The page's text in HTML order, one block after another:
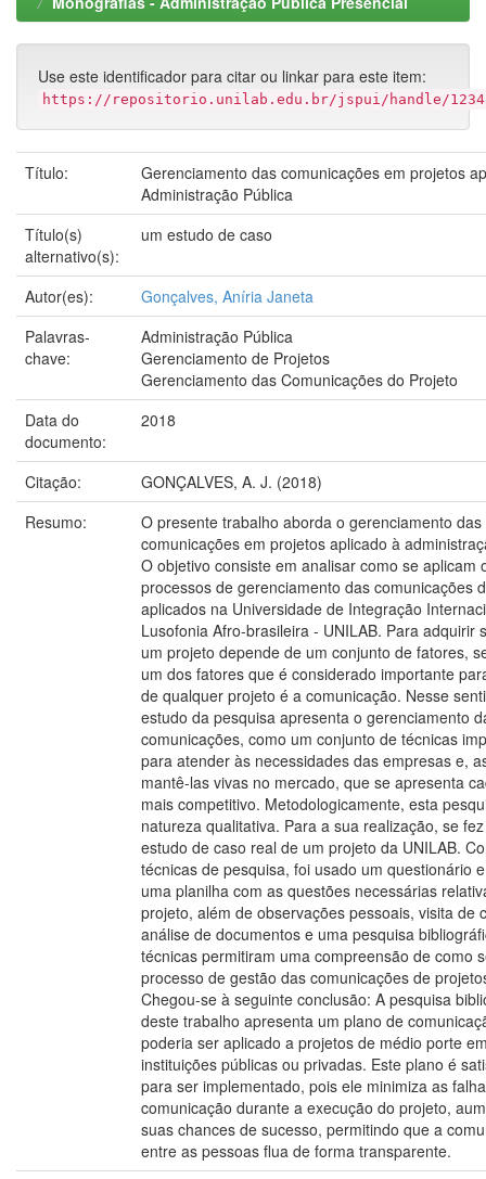
Use este identificador para citar ou linkar para este item:
https://repositorio.unilab.edu.br/jspui/handle/
Título:
Gerenciamento das comunicações em projetos
Administração Pública
Título(s)
alternativo(s):
um estudo de caso
Autor(es):
Gonçalves, Aníria Janeta
Palavras-
chave:
Administração Pública
Gerenciamento de Projetos
Gerenciamento das Comunicações do Projeto
Data do
documento:
2018
Citação:
GONÇALVES, A. J. (2018)
Resumo:
O presente trabalho aborda o gerenciamento das
comunicações em projetos aplicado à
O objetivo consiste em analisar como se aplicam
processos de gerenciamento das comunicações
aplicados na Universidade de Integração
Lusofonia Afro-brasileira - UNILAB. Para adquirir
um projeto depende de um conjunto de fatores,
um dos fatores que é considerado importante
de qualquer projeto é a comunicação. Nesse
estudo da pesquisa apresenta o gerenciamento
comunicações, como um conjunto de técnicas
para atender às necessidades das empresas e,
mantê-las vivas no mercado, que se apresenta
mais competitivo. Metodologicamente, esta
natureza qualitativa. Para a sua realização, se
estudo de caso real de um projeto da UNILAB.
técnicas de pesquisa, foi usado um questionário
uma planilha com as questões necessárias
projeto, além de observações pessoais, visita de
análise de documentos e uma pesquisa
técnicas permitiram uma compreensão de como
processo de gestão das comunicações de
Chegou-se à seguinte conclusão: A pesquisa
deste trabalho apresenta um plano de
poderia ser aplicado a projetos de médio porte
instituições públicas ou privadas. Este plano é
para ser implementado, pois ele minimiza as
comunicação durante a execução do projeto,
suas chances de sucesso, permitindo que a
entre as pessoas flua de forma transparente.